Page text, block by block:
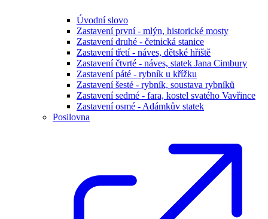
Úvodní slovo
Zastavení první - mlýn, historické mosty
Zastavení druhé - četnická stanice
Zastavení třetí - náves, dětské hřiště
Zastavení čtvrté - náves, statek Jana Cimbury
Zastavení páté - rybník u křížku
Zastavení šesté - rybník, soustava rybníků
Zastavení sedmé - fara, kostel svatého Vavřince
Zastavení osmé - Adámkův statek
Posilovna